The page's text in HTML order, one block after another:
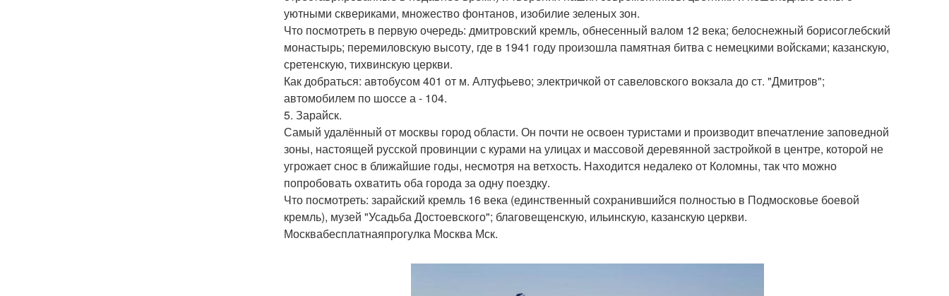
уютными сквериками, множество фонтанов, изобилие зеленых зон.
Что посмотреть в первую очередь: дмитровский кремль, обнесенный валом 12 века; белоснежный борисоглебский
монастырь; перемиловскую высоту, где в 1941 году произошла памятная битва с немецкими войсками; казанскую,
сретенскую, тихвинскую церкви.
Как добраться: автобусом 401 от м. Алтуфьево; электричкой от савеловского вокзала до ст. "Дмитров";
автомобилем по шоссе а - 104.
5. Зарайск.
Самый удалённый от москвы город области. Он почти не освоен туристами и производит впечатление заповедной
зоны, настоящей русской провинции с курами на улицах и массовой деревянной застройкой в центре, которой не
угрожает снос в ближайшие годы, несмотря на ветхость. Находится недалеко от Коломны, так что можно
попробовать охватить оба города за одну поездку.
Что посмотреть: зарайский кремль 16 века (единственный сохранившийся полностью в Подмосковье боевой
кремль), музей "Усадьба Достоевского"; благовещенскую, ильинскую, казанскую церкви.
Москвабесплатнаяпрогулка Москва Мск.